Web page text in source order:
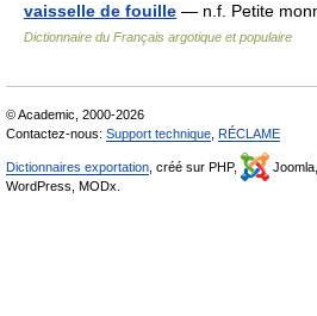
vaisselle de fouille — n.f. Petite
Dictionnaire du Français argotique et populaire
© Academic, 2000-2026
Contactez-nous: Support technique, RÉCLAME
Dictionnaires exportation, créé sur PHP, Joomla,
WordPress, MODx.